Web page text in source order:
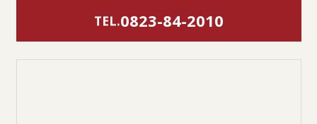
TEL.0823-84-2010